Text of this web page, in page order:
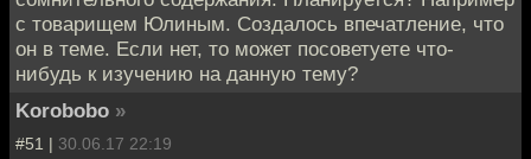
с товарищем Юлиным. Создалось впечатление, что
он в теме. Если нет, то может посоветуете что-
нибудь к изучению на данную тему?
Korobobo »
#51 | 30.06.17 22:19